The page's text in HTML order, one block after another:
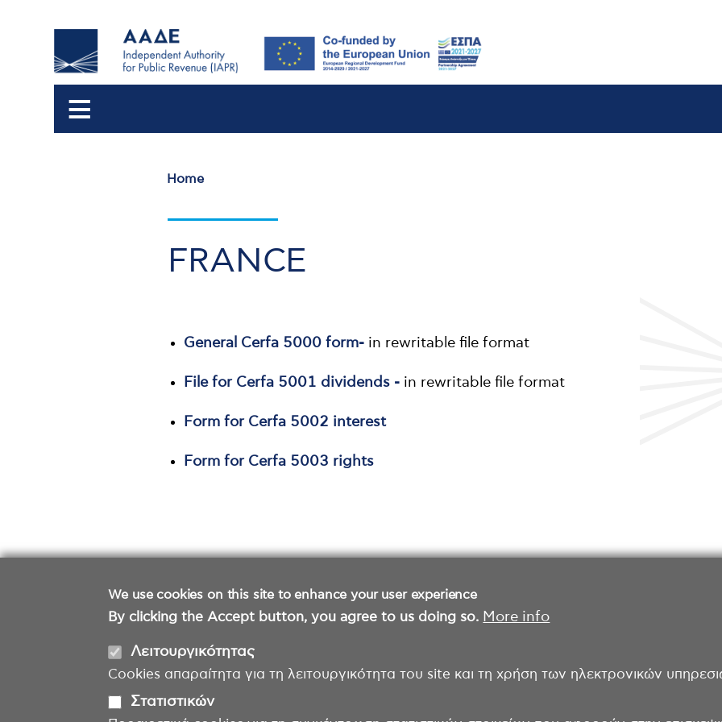
We use cookies on this site to enhance your user experience
By clicking the Accept button, you agree to us doing so. More info
Λειτουργικότητας
Cookies απαραίτητα για τη λειτουργικότητα του site και τη χρήση των ηλεκτρονικών
Στατιστικών
Home
FRANCE
General Cerfa 5000 form- in rewritable file format
File for Cerfa 5001 dividends - in rewritable file format
Form for Cerfa 5002 interest
Form for Cerfa 5003 rights